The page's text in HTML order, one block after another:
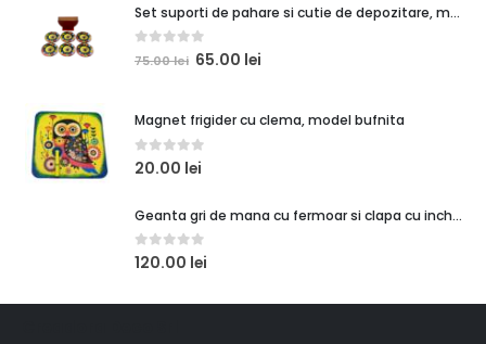
Set suporti de pahare si cutie de depozitare, maro caramiziu, orasel de poveste 1
0out of 5
75.00lei 65.00 lei
Magnet frigider cu clema, model bufnita
0out of 5
20.00 lei
Geanta gri de mana cu fermoar si clapa cu inchidere magnetica
0out of 5
120.00 lei